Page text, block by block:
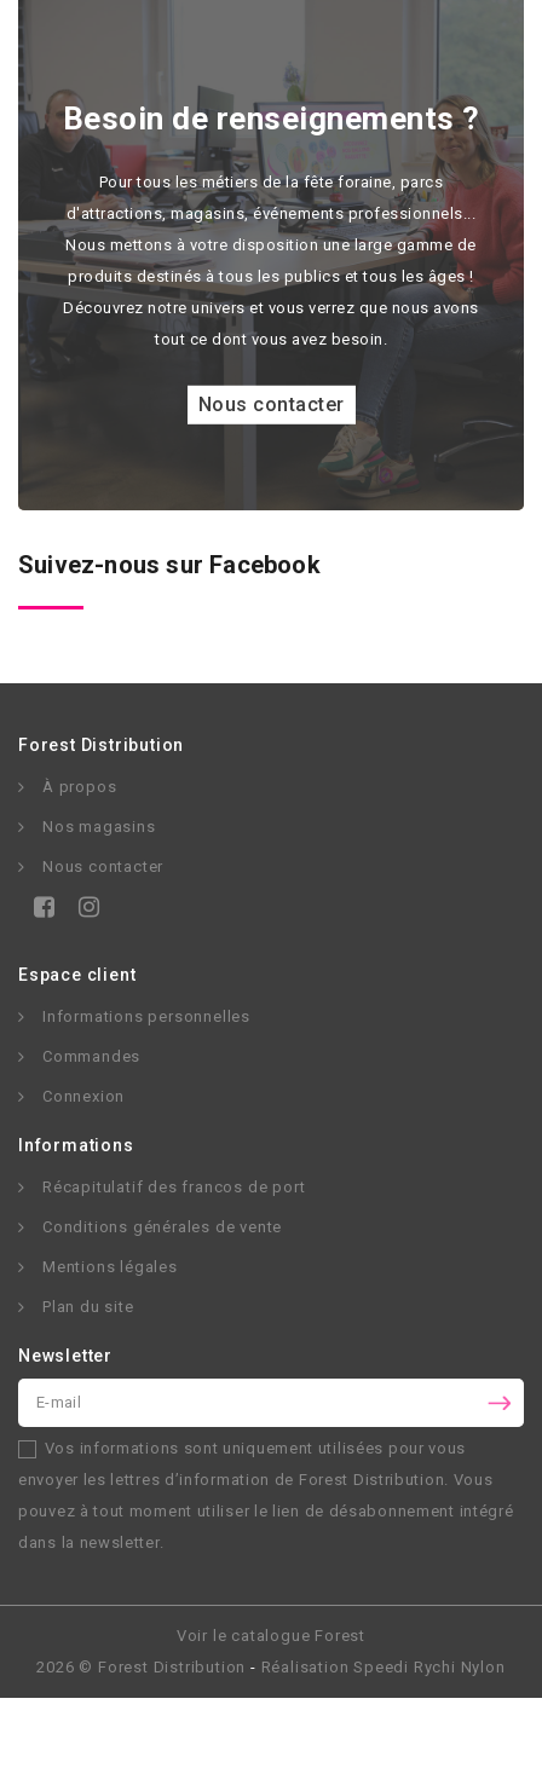
Besoin de renseignements ?
Pour tous les métiers de la fête foraine, parcs
d'attractions, magasins, événements professionnels...
Nous mettons à votre disposition une large gamme de
produits destinés à tous les publics et tous les âges !
Découvrez notre univers et vous verrez que nous avons
tout ce dont vous avez besoin.
Nous contacter
Suivez-nous sur Facebook
Forest Distribution
À propos
Nos magasins
Nous contacter
Espace client
Informations personnelles
Commandes
Connexion
Informations
Récapitulatif des francos de port
Conditions générales de vente
Mentions légales
Plan du site
Newsletter
Vos informations sont uniquement utilisées pour vous
envoyer les lettres d’information de Forest Distribution . Vous
pouvez à tout moment utiliser le lien de désabonnement intégré
dans la newsletter.
Voir le catalogue Forest
2026 © Forest Distribution - RéalisationSpeedi Rychi Nylon